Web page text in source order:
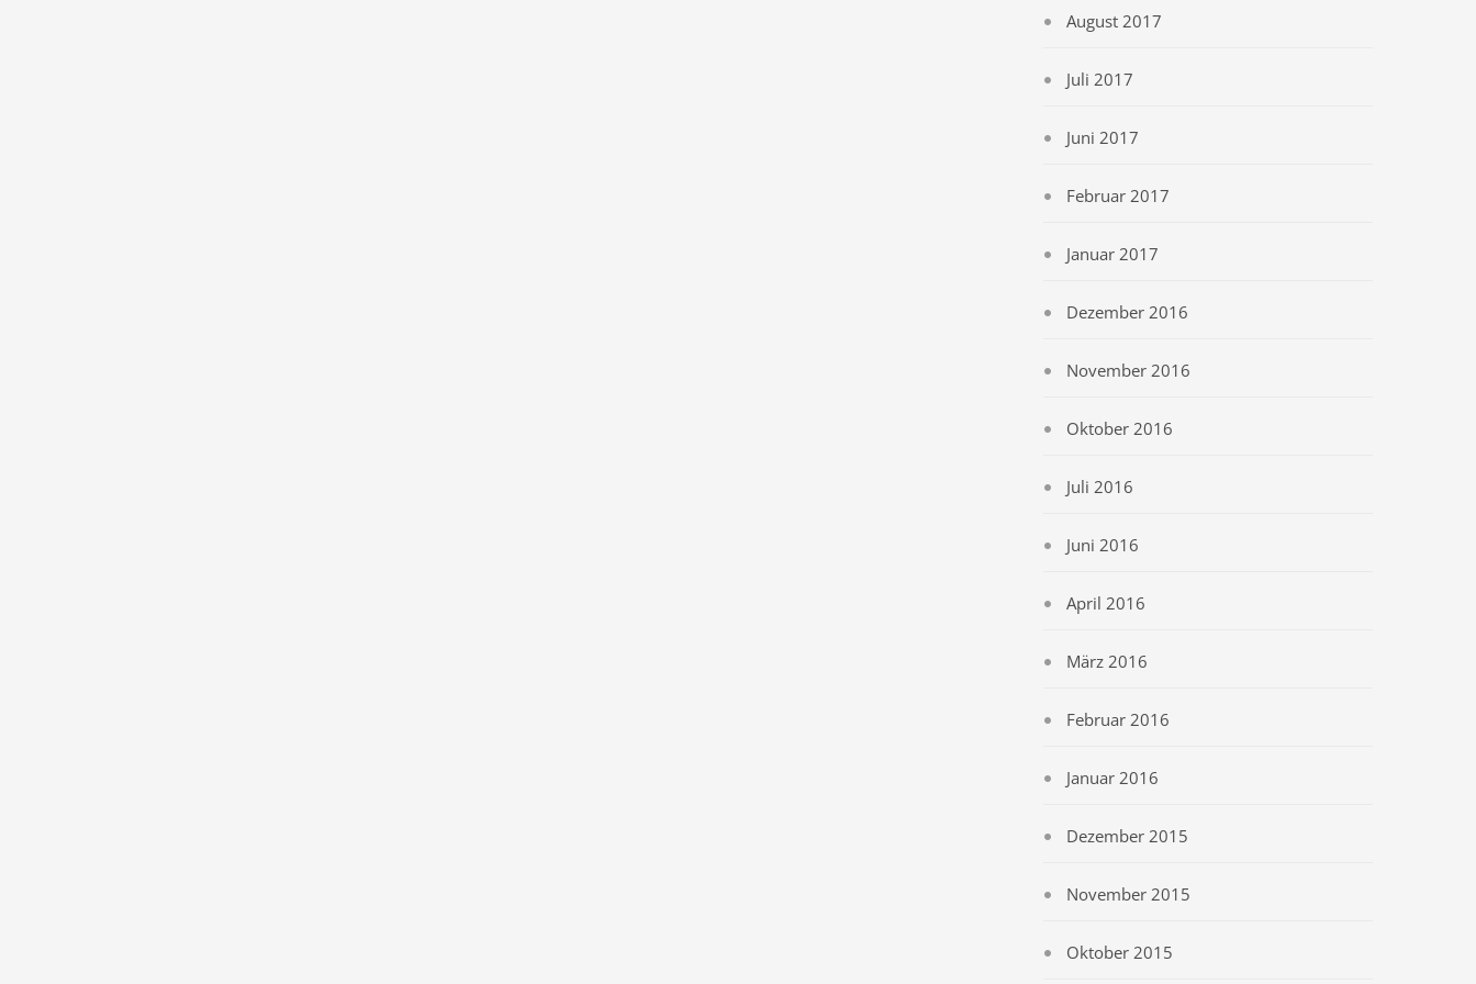
August 2017
Juli 2017
Juni 2017
Februar 2017
Januar 2017
Dezember 2016
November 2016
Oktober 2016
Juli 2016
Juni 2016
April 2016
März 2016
Februar 2016
Januar 2016
Dezember 2015
November 2015
Oktober 2015